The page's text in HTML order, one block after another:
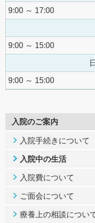
9:00 ～ 17:00
9:00 ～ 15:00
9:00 ～ 15:00
入院のご案内
入院手続きについて
入院中の生活
入院費について
ご面会について
療養上の相談につい